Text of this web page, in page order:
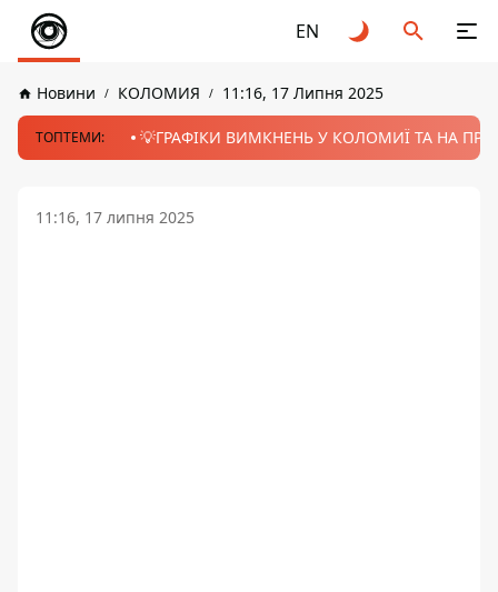
EN
Новини КОЛОМИЯ 11:16, 17 Липня 2025
ТОПТЕМИ: 💡ГРАФІКИ ВИМКНЕНЬ У КОЛОМИЇ ТА НА
11:16, 17 липня 2025